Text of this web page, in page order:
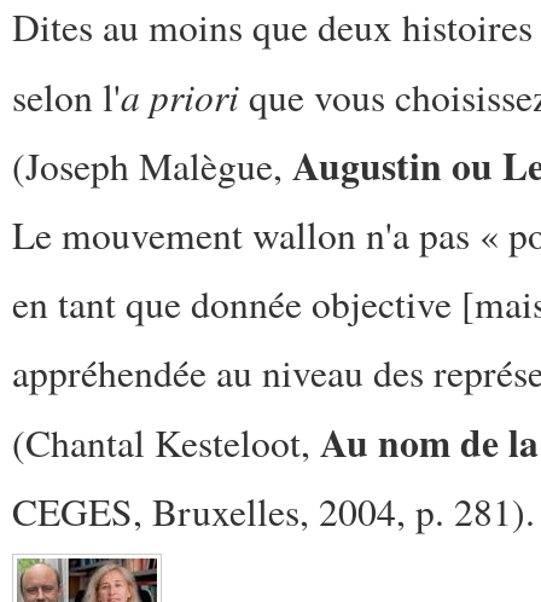
Dites au moins que deux
selon l'a priorique vous
(Joseph Malègue, Augustin ou
Le mouvement wallon n'a pas «
en tant que donnée objective
appréhendée au niveau des
(Chantal Kesteloot, Au nom de
CEGES, Bruxelles, 2004, p. 281).